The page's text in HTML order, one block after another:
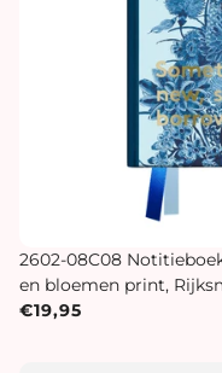
2602-08C08
en bloemen print,
€19,95